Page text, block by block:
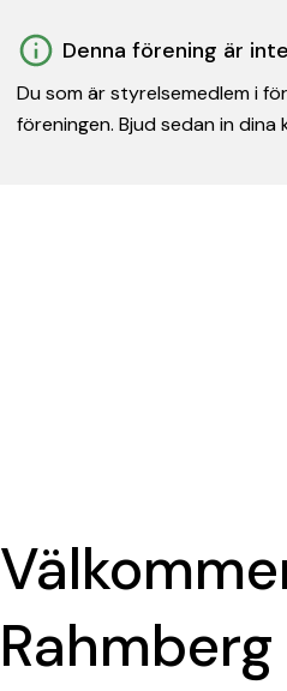
Denna förening är
Du som är styrelsemedlem i
föreningen. Bjud sedan in
Rahmberg